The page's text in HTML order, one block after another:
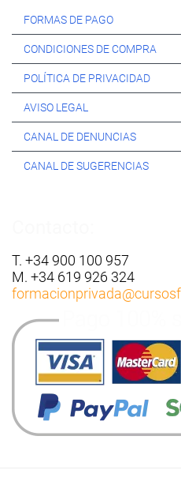
FORMAS DE PAGO
CONDICIONES DE COMPRA
POLÍTICA DE PRIVACIDAD
AVISO LEGAL
CANAL DE DENUNCIAS
CANAL DE SUGERENCIAS
T. +34 900 100 957
M. +34 619 926 324
formacionprivada